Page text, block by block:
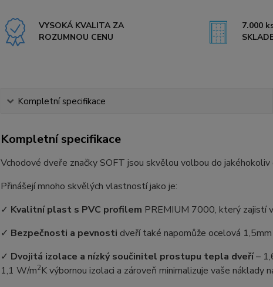
VYSOKÁ KVALITA ZA
ROZUMNOU CENU
7.000
Kompletní specifikace
Kompletní specifikace
Vchodové dveře značky SOFT jsou skvělou volbou do jakéhokoliv
Přinášejí mnoho skvělých vlastností jako je:
✓ Kvalitní plast s PVC profilem PREMIUM 7000, který zajistí
✓ Bezpečnosti a pevnosti dveří také napomůže ocelová
✓ Dvojitá izolace a nízký součinitel prostupu tepla dveří–⁠
1,1 W/m2K výbornou izolaci a zároveň minimalizuje vaše náklady